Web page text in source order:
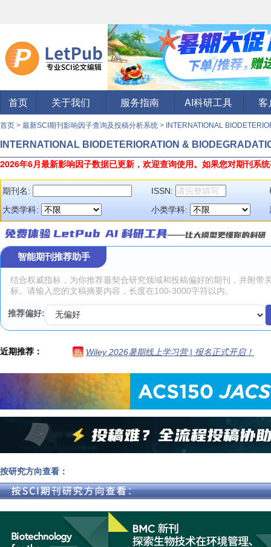
首页 关于我们 服务指南 AI科研工具 客
首页 > 最新SCI期刊影响因子查询及投稿分析系统 > INTERNATIONAL
INTERNATIONAL BIODETERIORATION &
2026年6月最新影响因子数据已更新，欢迎查询使用。 如果您对期刊系
期刊名: ISSN:
大类学科:
小类学科:
智能期刊推荐助手
推荐偏好:
近期推荐： 热 Wiley 2026暑期线上学习营 | 报名正式开启！
按研究方向查看：